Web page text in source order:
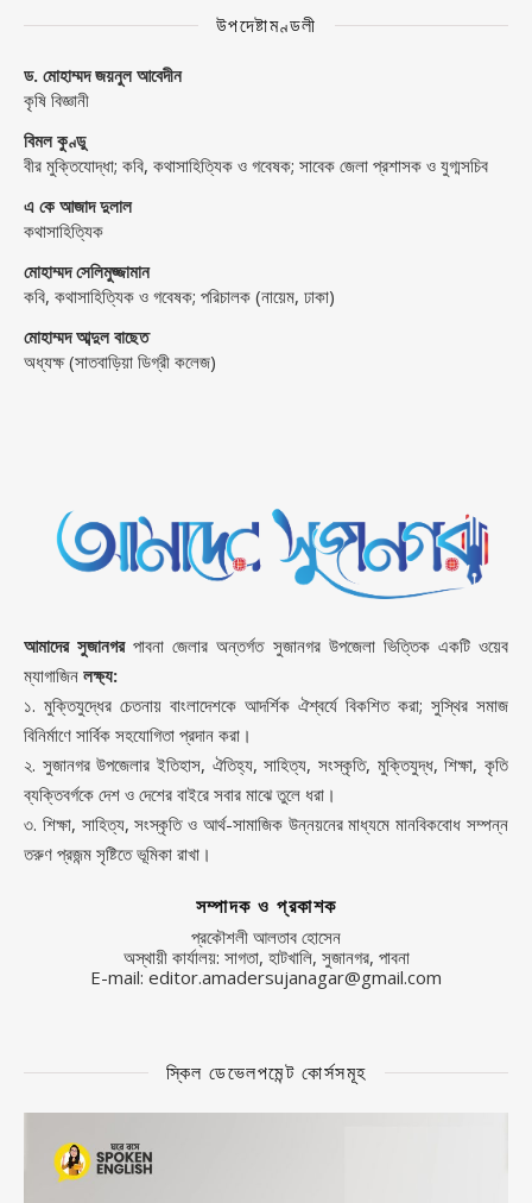
উপদেষ্টামণ্ডলী
ড. মোহাম্মদ জয়নুল আবেদীন
কৃষি বিজ্ঞানী
বিমল কুণ্ডু
বীর মুক্তিযোদ্ধা; কবি, কথাসাহিত্যিক ও গবেষক; সাবেক জেলা প্রশাসক ও যুগ্মসচিব
এ কে আজাদ দুলাল
কথাসাহিত্যিক
মোহাম্মদ সেলিমুজ্জামান
কবি, কথাসাহিত্যিক ও গবেষক; পরিচালক (নায়েম, ঢাকা)
মোহাম্মদ আব্দুল বাছেত
অধ্যক্ষ (সাতবাড়িয়া ডিগ্রী কলেজ)
আমাদের সুজানগরপাবনা জেলার অন্তর্গত সুজানগর উপজেলা ভিত্তিক একটি ওয়েব
ম্যাগাজিন লক্ষ্য:
১. মুক্তিযুদ্ধের চেতনায় বাংলাদেশকে আদর্শিক ঐশ্বর্যে বিকশিত করা; সুস্থির সমাজ
বিনির্মাণে সার্বিক সহযোগিতা প্রদান করা।
২. সুজানগর উপজেলার ইতিহাস, ঐতিহ্য, সাহিত্য, সংস্কৃতি, মুক্তিযুদ্ধ, শিক্ষা, কৃতি
ব্যক্তিবর্গকে দেশ ও দেশের বাইরে সবার মাঝে তুলে ধরা।
৩. শিক্ষা, সাহিত্য, সংস্কৃতি ও আর্থ-সামাজিক উন্নয়নের মাধ্যমে মানবিকবোধ সম্পন্ন
তরুণ প্রজন্ম সৃষ্টিতে ভূমিকা রাখা।
সম্পাদক ও প্রকাশক
প্রকৌশলী আলতাব হোসেন
অস্থায়ী কার্যালয়: সাগতা, হাটখালি, সুজানগর, পাবনা
E-mail: editor.amadersujanagar@gmail.com
স্কিল ডেভেলপমেন্ট কোর্সসমূহ